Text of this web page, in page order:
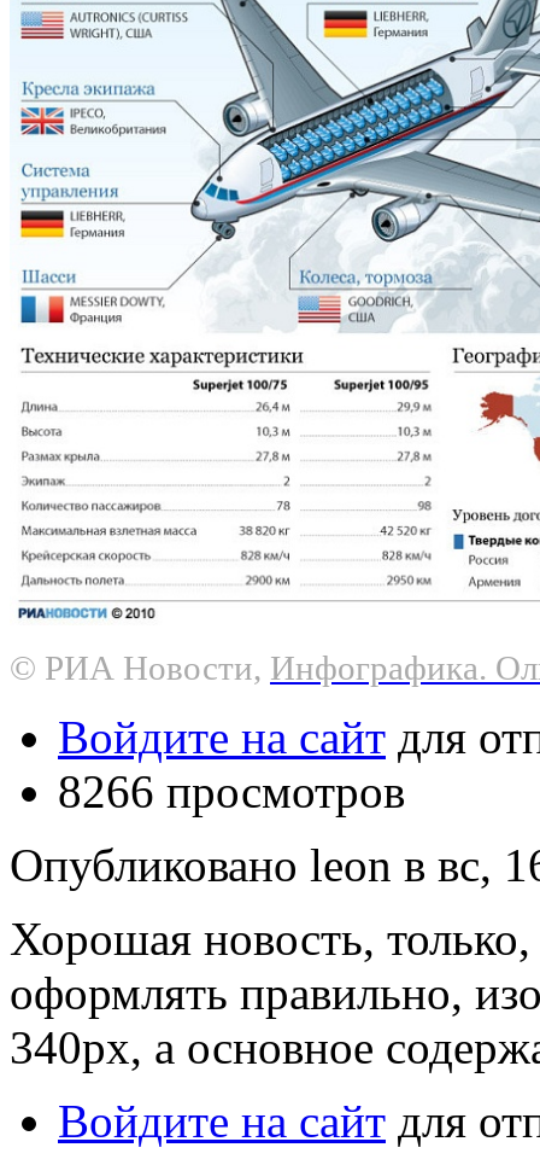
© РИА Новости, Инфографика.
Войдите на сайт для
8266 просмотров
Опубликовано leon в вс,
Хорошая новость,
оформлять правильно,
340px, а основное
Войдите на сайт для